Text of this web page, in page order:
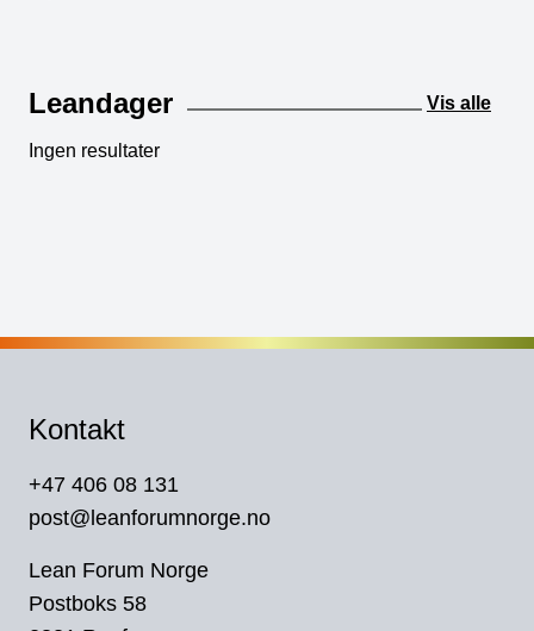
Leandager Vis alle
Ingen resultater
Kontakt
+47 406 08 131
post@leanforumnorge.no
Lean Forum Norge
Postboks 58